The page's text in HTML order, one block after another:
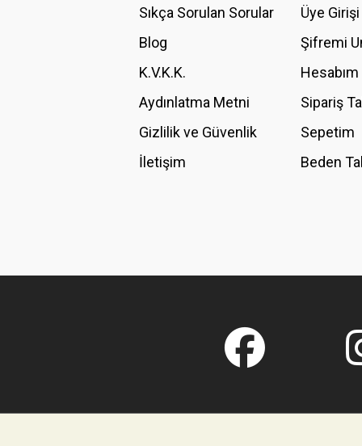
Ürün fiyatı diğer sitelerden daha pahalı.
Bu ürüne benzer farklı alternatifler olmalı.
Sıkça Sorulan Sorular
Blog
K.V.K.K.
Aydınlatma Metni
Gizlilik ve Güvenlik
İletişim
Üye Girişi
Şifremi
Hesabım
Sipariş
Sepetim
Beden